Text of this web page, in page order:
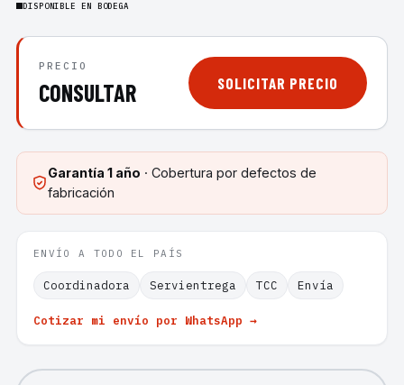
DISPONIBLE EN BODEGA
PRECIO
CONSULTAR SOLICITAR PRECIO
Garantía 1 año · Cobertura por defectos de
fabricación
ENVÍO A TODO EL PAÍS
Coordinadora Servientrega TCC Envía
Cotizar mi envío por WhatsApp →